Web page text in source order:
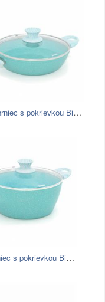
Modrý hrniec s pokrievkou Bisetti Miss…
Modrý hrniec s pokrievkou Bisetti Miss…